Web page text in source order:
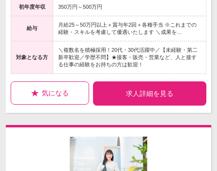
初年度年収 350万円～500万円
給与
月給25～50万円以上＋賞与年2回＋各種手当 ※これまでの
経験・スキルを考慮して優遇いたします ＼成果を…
対象となる方
＼複数名を積極採用！20代・30代活躍中／【未経験・第二
新卒歓迎／学歴不問】★接客・販売・営業など、人と接す
る仕事の経験をお持ちの方は歓迎！
気になる 求人詳細を見る